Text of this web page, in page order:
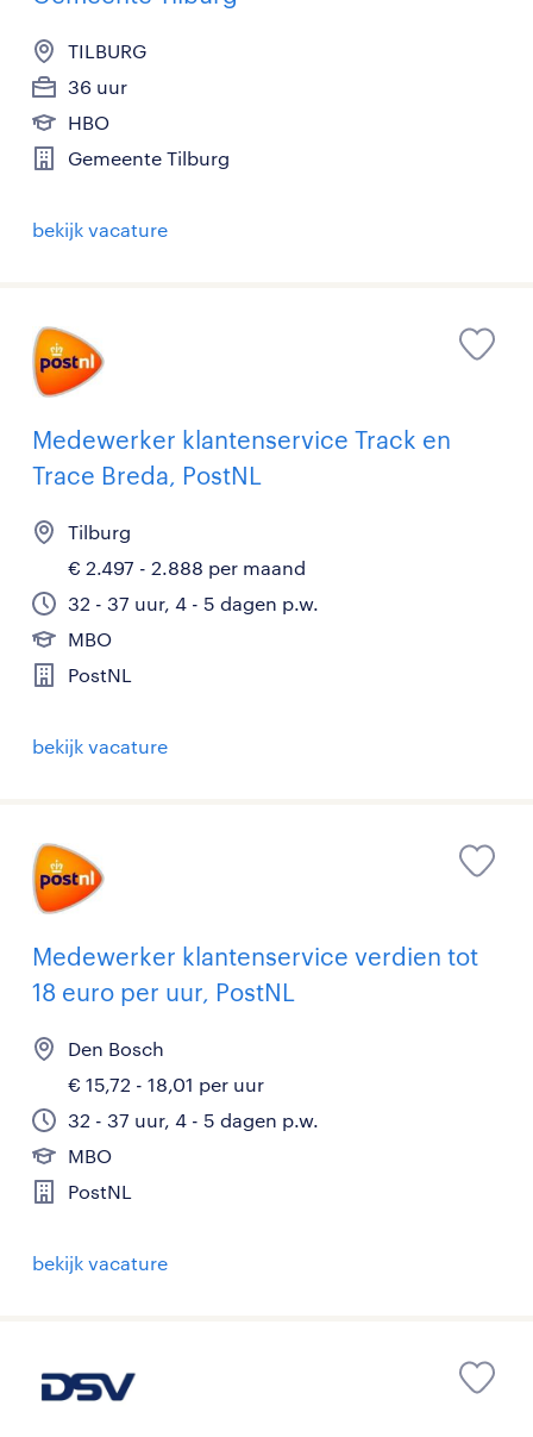
TILBURG
36 uur
HBO
Gemeente Tilburg
bekijk vacature
Medewerker klantenservice Track en
Trace Breda, PostNL
Tilburg
€ 2.497 - 2.888 per maand
32 - 37 uur, 4 - 5 dagen p.w.
MBO
PostNL
bekijk vacature
Medewerker klantenservice verdien tot
18 euro per uur, PostNL
Den Bosch
€ 15,72 - 18,01 per uur
32 - 37 uur, 4 - 5 dagen p.w.
MBO
PostNL
bekijk vacature